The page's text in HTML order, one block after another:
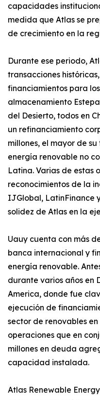
capacidades
medida que Atlas se
de crecimiento en la
Durante ese periodo,
transacciones
financiamientos para
almacenamiento
del Desierto, todos en
un refinanciamiento
millones, el mayor de
energía renovable no
Latina. Varias de estas
reconocimientos de la
IJGlobal, LatinFinance
solidez de Atlas en la
Uauy cuenta con más
banca internacional y
energía renovable.
durante varios años en
America, donde fue
ejecución de
sector de renovables
operaciones que en
millones en deuda
capacidad instalada.
Atlas Renewable